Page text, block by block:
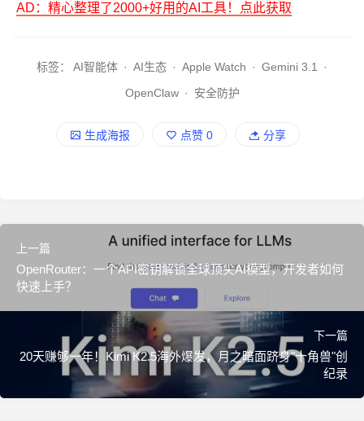
AD：精心整理了2000+好用的AI工具！点此获取
标签： AI智能体 · AI生态 · Apple Watch · Gemini 3.1 ·
OpenClaw · 安全防护
生成海报 点赞 0 分享
上一篇
OpenRouter：一个API密钥解锁全球顶尖AI模型，开发者如何
快速上手？
下一篇
20天赚够一年！Kimi K2.5海外爆发，月之暗面跻身"十角兽"创
纪录